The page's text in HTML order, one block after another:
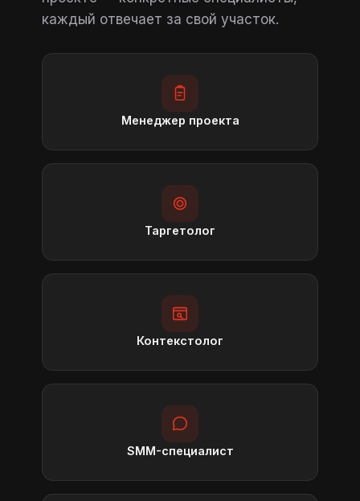
каждый отвечает за свой участок.
Менеджер проекта
Таргетолог
Контекстолог
SMM-специалист